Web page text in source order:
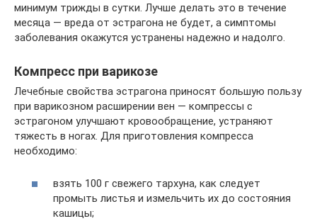
минимум трижды в сутки. Лучше делать это в течение
месяца — вреда от эстрагона не будет, а симптомы
заболевания окажутся устранены надежно и надолго.
Компресс при варикозе
Лечебные свойства эстрагона приносят большую пользу
при варикозном расширении вен — компрессы с
эстрагоном улучшают кровообращение, устраняют
тяжесть в ногах. Для приготовления компресса
необходимо:
взять 100 г свежего тархуна, как следует
промыть листья и измельчить их до состояния
кашицы;